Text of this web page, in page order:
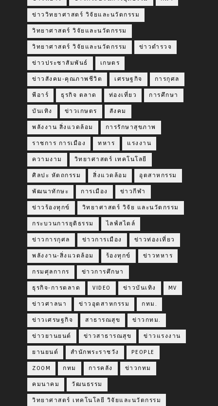
ข่าววิทยาศาสตร์ วิจัยและนวัตกรรม
วิทยาศาสตร์ วิจัยและนวัตกรรม
วิทยาศาสตร์ วิจัยและนวัตกรรม ข่าวตำรวจ
ข่าวประชาสัมพันธ์ เกษตร
ข่าวสังคม-คุณภาพชีวิต เศรษฐกิจ การกุศล
พีอาร์ ธุรกิจ ตลาด ท่องเที่ยว การศึกษา
บันเทิง ข่าวเกษตร สังคม
พลังงาน สิ่งแวดล้อม การรักษาสุขภาพ
ราชการ การเมือง ทหาร แรงงาน
ความงาม วิทยาศาสตร์ เทคโนโลยี
ศิลปะ หัตถกรรม สิ่งแวดล้อม อุตสาหกรรม
พัฒนาทักษะ การเมือง ข่าวกีฬา
ข่าวร้องทุกข์ วิทยาศาสตร์ วิจัย และนวัตกรรม
กระบวนการยุติธรรม ไลฟ์สไตล์
ข่าวการกุศล ข่าวการเมือง ข่าวท่องเที่ยว
พลังงาน-สิ่งแวดล้อม ร้องทุกข์ ข่าวทหาร
กรมศุลกากร ข่าวการศึกษา
ธุรกิจ-การตลาด VIDEO ข่าวบันเทิง MV
ข่าวศาลนา ข่าวอุตสาหกรรม กทม.
ข่าวเศรษฐกิจ สาธารณสุข ข่าวกทม.
ข่าวยานยนต์ ข่าวสาธารณสุข ข่าวแรงงาน
ยานยนต์ สำนักพระราชวัง PEOPLE
ZOOM กทม การคลัง ข่าวกทม
คมนาคม วัฒนธรรม
วิทยาศาสตร์ เทคโนโลยี วิจัยและนวัตกรรม